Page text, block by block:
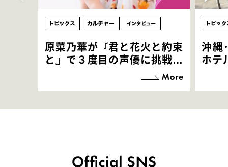
原菜乃華が『君と花火と約束
と』で３度目の声優に挑戦！
「お邪魔させてもらっている
感覚ですが､お芝居に没頭で
沖縄
ホテ